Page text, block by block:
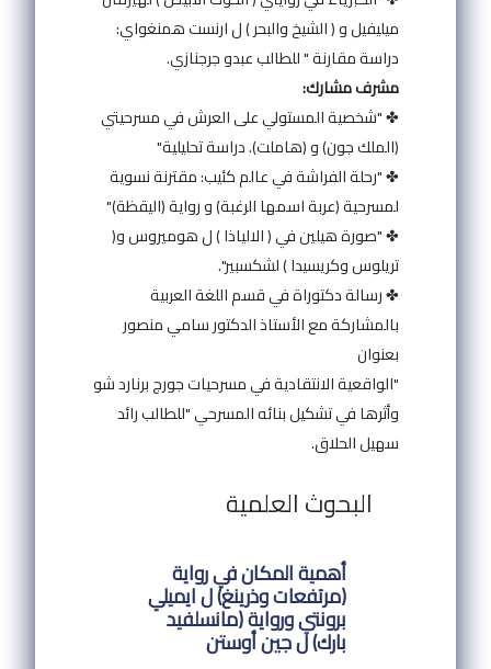
ميليفيل و ( الشيخ والبحر ) ل ارنست همنغواي:
دراسة مقارنة " للطالب عبدو جرجنازي.
مشرف مشارك:
✤ "شخصية المستولي على العرش في مسرحيتي
(الملك جون) و (هاملت). دراسة تحليلية"
✤ "رحلة الفراشة في عالم كئيب: مقترنة نسوية
لمسرحية (عربة اسمها الرغبة) و رواية (اليقظة)"
✤ "صورة هيلين في ( الالياذا ) ل هوميروس و(
تريلوس وكريسيدا ) لشكسبير".
✤ رسالة دكتوراة في قسم اللغة العربية
بالمشاركة مع الأستاذ الدكتور سامي منصور
بعنوان
"الواقعية الانتقادية في مسرحيات جورج برنارد شو
وأثرها في تشكيل بنائه المسرحي "للطالب رائد
سهيل الحلاق.
البحوث العلمية
أهمية المكان في رواية
(مرتفعات وذرينغ) ل ايميلي
برونتي ورواية (مانسلفيد
بارك) ل جين أوستن